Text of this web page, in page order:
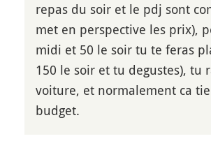
repas du soir et le pdj sont
met en perspective les prix),
midi et 50 le soir tu te feras
150 le soir et tu degustes), tu
voiture, et normalement ca
budget.